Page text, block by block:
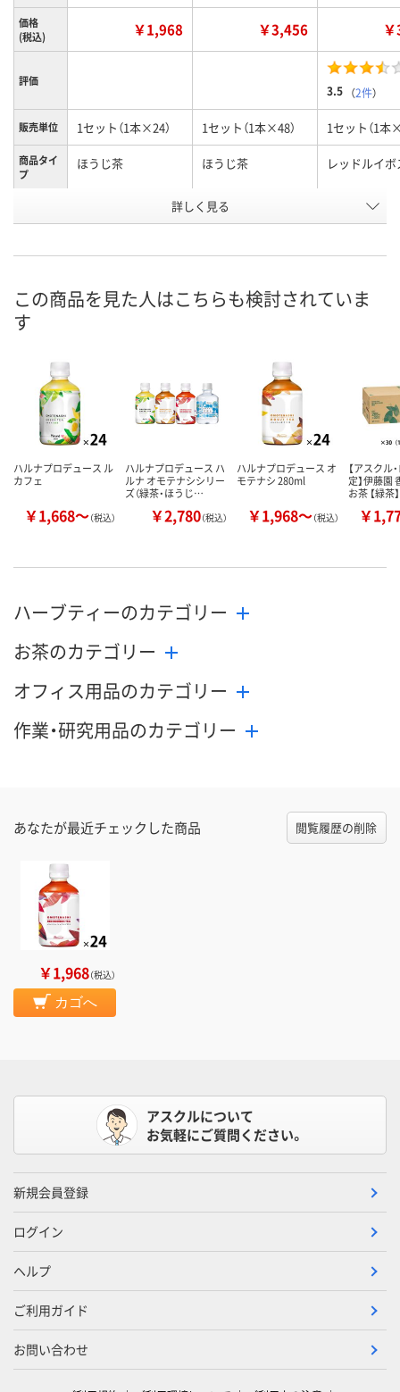
価格
(税込)
￥1,968 ￥3,456
評価
3.5 （2件）
販売単位 1セット（1本×24） 1セット（1本×48） 1セット（1本
商品タイ
プ
ほうじ茶 ほうじ茶 レッドルイボ
RR06354 RR06355
2026年9月中旬
カゴへ
詳しく見る
この商品を見た人はこちらも検討されていま
す
ハルナプロデュース ル
カフェ
￥1,668～（税込）
ハルナプロデュース ハ
ルナ オモテナシシリー
ズ（緑茶・ほうじ…
￥2,780（税込）
ハルナプロデュース オ
モテナシ 280ml
￥1,968～（税込）
【アスクル
定】伊藤園
お茶 【緑茶
￥
ハーブティーのカテゴリー
お茶のカテゴリー
オフィス用品のカテゴリー
作業・研究用品のカテゴリー
あなたが最近チェックした商品 閲覧履歴の削除
￥1,968（税込）
カゴへ
アスクルについて
お気軽にご質問ください。
新規会員登録
ログイン
ヘルプ
ご利用ガイド
お問い合わせ